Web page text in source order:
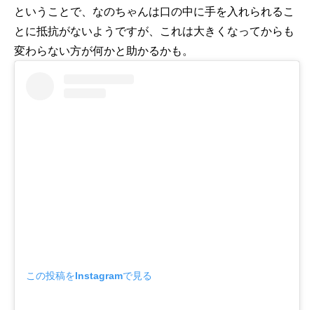
ということで、なのちゃんは口の中に手を入れられるこ
とに抵抗がないようですが、これは大きくなってからも
変わらない方が何かと助かるかも。
この投稿をInstagramで見る